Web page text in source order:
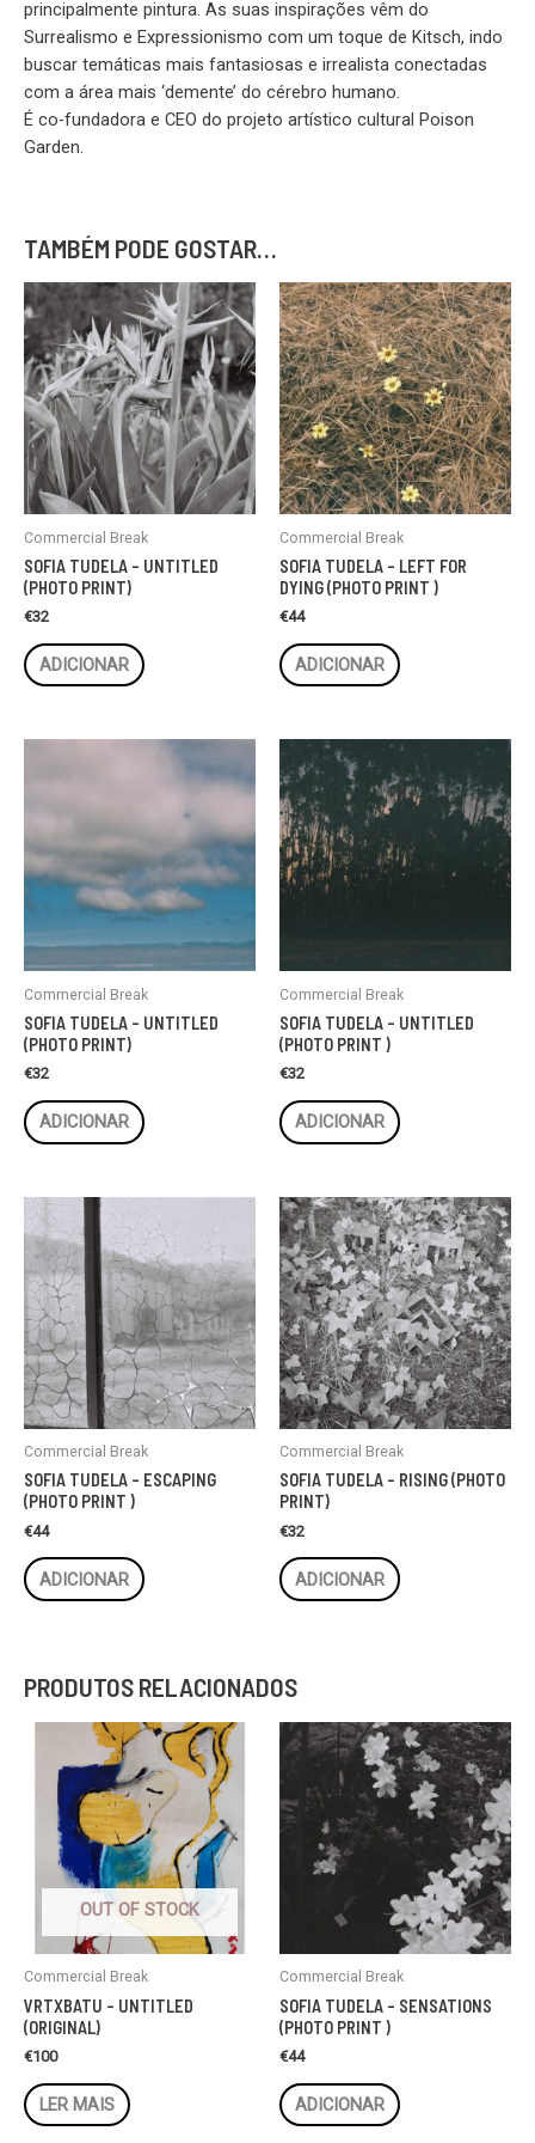
principalmente pintura. As suas inspirações vêm do
Surrealismo e Expressionismo com um toque de Kitsch, indo
buscar temáticas mais fantasiosas e irrealista conectadas
com a área mais ‘demente’ do cérebro humano.
É co-fundadora e CEO do projeto artístico cultural Poison
Garden.
TAMBÉM PODE GOSTAR…
Commercial Break
SOFIA TUDELA – UNTITLED
(PHOTO PRINT)
€32
ADICIONAR
Commercial Break
SOFIA TUDELA – LEFT FOR
DYING (PHOTO PRINT )
€44
ADICIONAR
Commercial Break
SOFIA TUDELA – UNTITLED
(PHOTO PRINT)
€32
ADICIONAR
Commercial Break
SOFIA TUDELA – UNTITLED
(PHOTO PRINT )
€32
ADICIONAR
Commercial Break
SOFIA TUDELA – ESCAPING
(PHOTO PRINT )
€44
ADICIONAR
Commercial Break
SOFIA TUDELA – RISING (PHOTO
PRINT)
€32
ADICIONAR
PRODUTOS RELACIONADOS
OUT OF STOCK
Commercial Break
VRTXBATU – UNTITLED
(ORIGINAL)
€100
LER MAIS
Commercial Break
SOFIA TUDELA – SENSATIONS
(PHOTO PRINT )
€44
ADICIONAR